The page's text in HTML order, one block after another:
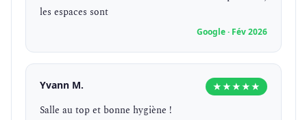
les espaces sont
Google · Fév 2026
Yvann M. ★★★★★
Salle au top et bonne hygiène !